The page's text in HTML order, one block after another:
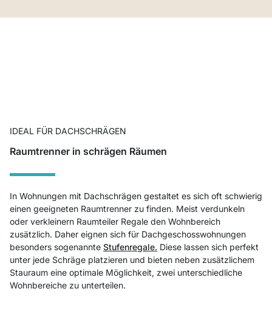
IDEAL FÜR DACHSCHRÄGEN
Raumtrenner in schrägen Räumen
In Wohnungen mit Dachschrägen gestaltet es sich oft schwierig
einen geeigneten Raumtrenner zu finden. Meist verdunkeln
oder verkleinern Raumteiler Regale den Wohnbereich
zusätzlich. Daher eignen sich für Dachgeschosswohnungen
besonders sogenannte Stufenregale. Diese lassen sich perfekt
unter jede Schräge platzieren und bieten neben zusätzlichem
Stauraum eine optimale Möglichkeit, zwei unterschiedliche
Wohnbereiche zu unterteilen.